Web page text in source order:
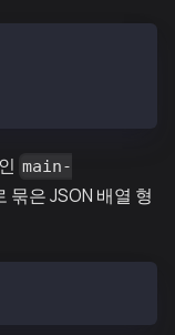
main-
묶은 JSON 배열 형